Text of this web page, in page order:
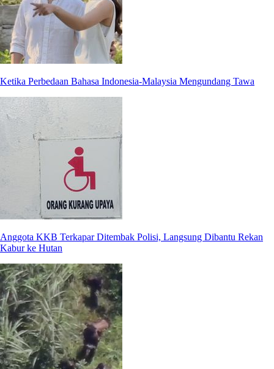
Ketika Perbedaan Bahasa Indonesia-Malaysia Mengundang Tawa
Anggota KKB Terkapar Ditembak Polisi, Langsung Dibantu Rekan
Kabur ke Hutan